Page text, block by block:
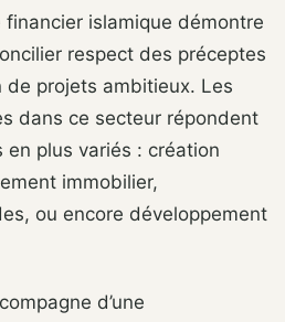
financier islamique démontre
respect des préceptes
de projets ambitieux. Les
dans ce secteur répondent
plus variés : création
immobilier,
ou encore développement
d’une